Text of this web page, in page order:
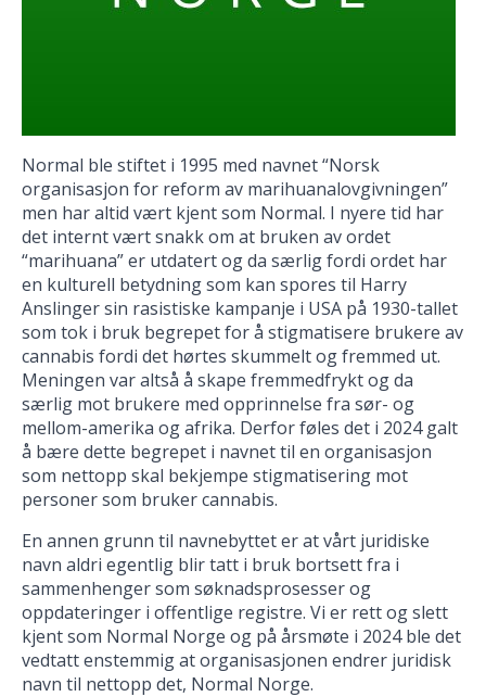
Normal ble stiftet i 1995 med navnet “Norsk
organisasjon for reform av marihuanalovgivningen”
men har altid vært kjent som Normal. I nyere tid har
det internt vært snakk om at bruken av ordet
“marihuana” er utdatert og da særlig fordi ordet har
en kulturell betydning som kan spores til Harry
Anslinger sin rasistiske kampanje i USA på 1930-tallet
som tok i bruk begrepet for å stigmatisere brukere av
cannabis fordi det hørtes skummelt og fremmed ut.
Meningen var altså å skape fremmedfrykt og da
særlig mot brukere med opprinnelse fra sør- og
mellom-amerika og afrika. Derfor føles det i 2024 galt
å bære dette begrepet i navnet til en organisasjon
som nettopp skal bekjempe stigmatisering mot
personer som bruker cannabis.
En annen grunn til navnebyttet er at vårt juridiske
navn aldri egentlig blir tatt i bruk bortsett fra i
sammenhenger som søknadsprosesser og
oppdateringer i offentlige registre. Vi er rett og slett
kjent som Normal Norge og på årsmøte i 2024 ble det
vedtatt enstemmig at organisasjonen endrer juridisk
navn til nettopp det, Normal Norge.